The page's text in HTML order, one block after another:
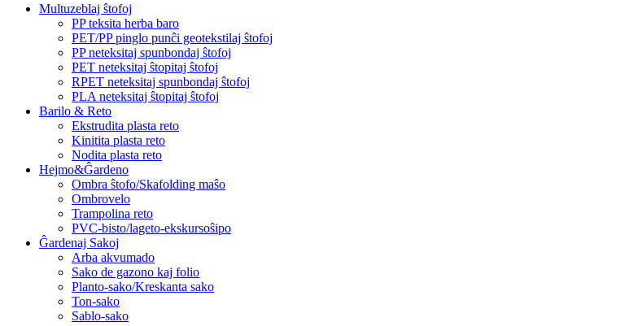
Multuzeblaj ŝtofoj
PP teksita herba baro
PET/PP pinglo punĉi geotekstilaj ŝtofoj
PP neteksitaj spunbondaj ŝtofoj
PET neteksitaj ŝtopitaj ŝtofoj
RPET neteksitaj spunbondaj ŝtofoj
PLA neteksitaj ŝtopitaj ŝtofoj
Barilo & Reto
Ekstrudita plasta reto
Kinitita plasta reto
Nodita plasta reto
Hejmo&Ĝardeno
Ombra ŝtofo/Skafolding maŝo
Ombrovelo
Trampolina reto
PVC-bisto/lageto-ekskursoŝipo
Ĝardenaj Sakoj
Arba akvumado
Sako de gazono kaj folio
Planto-sako/Kreskanta sako
Ton-sako
Sablo-sako